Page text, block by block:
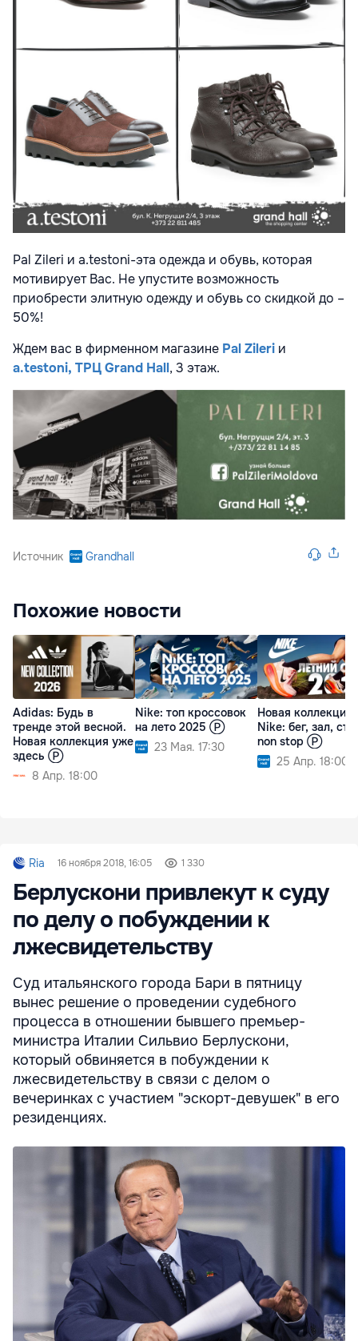
Pal Zileri и a.testoni-эта одежда и обувь, которая
мотивирует Вас. Не упустите возможность
приобрести элитную одежду и обувь со скидкой до –
50%!
Ждем вас в фирменном магазине Pal Zileri и
a.testoni, ТРЦ Grand Hall, 3 этаж.
Источник Grandhall
Похожие новости
Adidas: Будь в
тренде этой весной.
Новая коллекция уже
здесь Ⓟ
8 Апр. 18:00
Nike: топ кроссовок
на лето 2025 Ⓟ
23 Мая. 17:30
Новая коллекция
Nike: бег, зал,
non stop Ⓟ
25 Апр. 18:00
Ria 16 ноября 2018, 16:05 1 330
Берлускони привлекут к суду
по делу о побуждении к
лжесвидетельству
Суд итальянского города Бари в пятницу
вынес решение о проведении судебного
процесса в отношении бывшего премьер-
министра Италии Сильвио Берлускони,
который обвиняется в побуждении к
лжесвидетельству в связи с делом о
вечеринках с участием "эскорт-девушек" в его
резиденциях.